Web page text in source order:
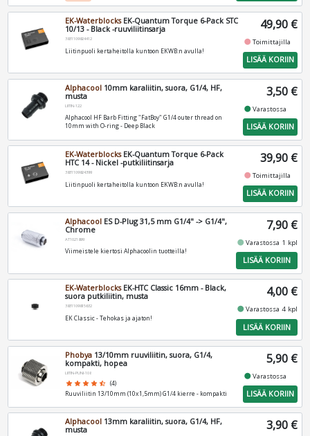
EK-WaterblocksEK-Quantum Torque 6-Pack STC
10/13 - Black -ruuviliitinsarja
3831109824412
Liitinpuoli kertaheitolla kuntoon EKWB:n avulla!
49,90 €
fiber_manual_recordToimittajilla
LISÄÄ KORIIN
Alphacool 10mm karaliitin, suora, G1/4, HF,
musta
LIITIN-122
Alphacool HF Barb Fitting "FatBoy" G1/4 outer thread on
10mm with O-ring - Deep Black
3,50 €
fiber_manual_recordVarastossa
LISÄÄ KORIIN
EK-WaterblocksEK-Quantum Torque 6-Pack
HTC 14 - Nickel -putkiliitinsarja
3831109824399
Liitinpuoli kertaheitolla kuntoon EKWB:n avulla!
39,90 €
fiber_manual_recordToimittajilla
LISÄÄ KORIIN
Alphacool ES D-Plug 31,5 mm G1/4" -> G1/4",
Chrome
AT1021899
Viimeistele kiertosi Alphacoolin tuotteilla!
7,90 €
fiber_manual_recordVarastossa 1 kpl
LISÄÄ KORIIN
EK-WaterblocksEK-HTC Classic 16mm - Black,
suora putkiliitin, musta
3831109815632
EK Classic - Tehokas ja ajaton!
4,00 €
fiber_manual_recordVarastossa 4 kpl
LISÄÄ KORIIN
Phobya 13/10mm ruuviliitin, suora, G1/4,
kompakti, hopea
LIITIN-PUNI-108
star star star star star_half (4)
Ruuviliitin 13/10mm (10x1,5mm) G1/4 kierre - kompakti
5,90 €
fiber_manual_recordVarastossa
LISÄÄ KORIIN
Alphacool 13mm karaliitin, suora, G1/4, HF,
musta
3,90 €